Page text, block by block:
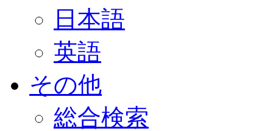
日本語
英語
その他
総合検索